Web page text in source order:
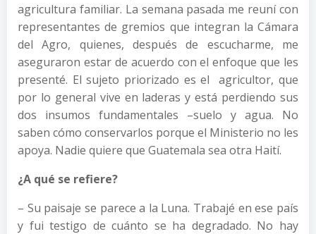
agricultura familiar. La semana pasada me reuní con
representantes de gremios que integran la Cámara
del Agro, quienes, después de escucharme, me
aseguraron estar de acuerdo con el enfoque que les
presenté. El sujeto priorizado es el agricultor, que
por lo general vive en laderas y está perdiendo sus
dos insumos fundamentales –suelo y agua. No
saben cómo conservarlos porque el Ministerio no les
apoya. Nadie quiere que Guatemala sea otra Haití.
¿A qué se refiere?
– Su paisaje se parece a la Luna. Trabajé en ese país
y fui testigo de cuánto se ha degradado. No hay